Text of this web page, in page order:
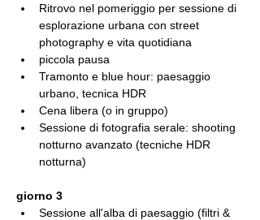
Ritrovo nel pomeriggio per sessione di
esplorazione urbana con street
photography e vita quotidiana
piccola pausa
Tramonto e blue hour: paesaggio
urbano, tecnica HDR
Cena libera (o in gruppo)
Sessione di fotografia serale: shooting
notturno avanzato (tecniche HDR
notturna)
giorno 3
Sessione all'alba di paesaggio (filtri &